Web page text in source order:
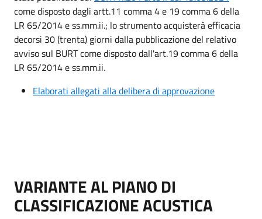
come disposto dagli artt.11 comma 4 e 19 comma 6 della
LR 65/2014 e ss.mm.ii.; lo strumento acquisterà efficacia
decorsi 30 (trenta) giorni dalla pubblicazione del relativo
avviso sul BURT come disposto dall'art.19 comma 6 della
LR 65/2014 e ss.mm.ii.
Elaborati allegati alla delibera di approvazione
VARIANTE AL PIANO DI
CLASSIFICAZIONE ACUSTICA